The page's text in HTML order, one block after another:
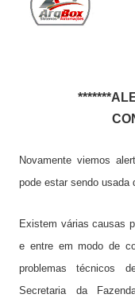
Novamente viemos
pode estar sendo usada
Existem várias causas
e entre em modo de
problemas técnicos
Secretaria da